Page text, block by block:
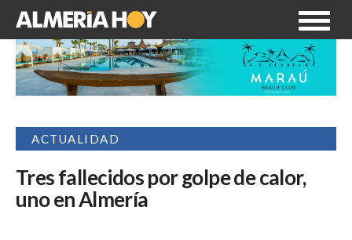
ACTUALIDAD
Tres fallecidos por golpe de calor,
uno en Almería